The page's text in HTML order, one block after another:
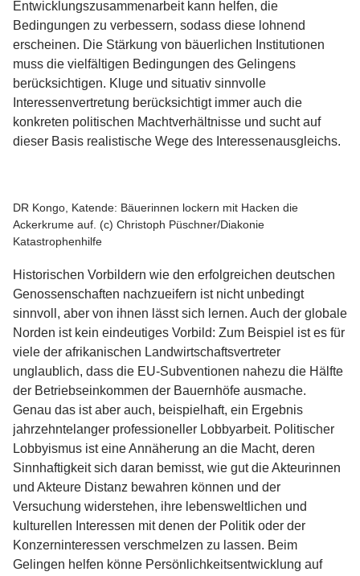
Entwicklungszusammenarbeit kann helfen, die
Bedingungen zu verbessern, sodass diese lohnend
erscheinen. Die Stärkung von bäuerlichen Institutionen
muss die vielfältigen Bedingungen des Gelingens
berücksichtigen. Kluge und situativ sinnvolle
Interessenvertretung berücksichtigt immer auch die
konkreten politischen Machtverhältnisse und sucht auf
dieser Basis realistische Wege des Interessenausgleichs.
DR Kongo, Katende: Bäuerinnen lockern mit Hacken die
Ackerkrume auf. (c) Christoph Püschner/Diakonie
Katastrophenhilfe
Historischen Vorbildern wie den erfolgreichen deutschen
Genossenschaften nachzueifern ist nicht unbedingt
sinnvoll, aber von ihnen lässt sich lernen. Auch der globale
Norden ist kein eindeutiges Vorbild: Zum Beispiel ist es für
viele der afrikanischen Landwirtschaftsvertreter
unglaublich, dass die EU-Subventionen nahezu die Hälfte
der Betriebseinkommen der Bauernhöfe ausmache.
Genau das ist aber auch, beispielhaft, ein Ergebnis
jahrzehntelanger professioneller Lobbyarbeit. Politischer
Lobbyismus ist eine Annäherung an die Macht, deren
Sinnhaftigkeit sich daran bemisst, wie gut die Akteurinnen
und Akteure Distanz bewahren können und der
Versuchung widerstehen, ihre lebensweltlichen und
kulturellen Interessen mit denen der Politik oder der
Konzerninteressen verschmelzen zu lassen. Beim
Gelingen helfen könne Persönlichkeitsentwicklung auf